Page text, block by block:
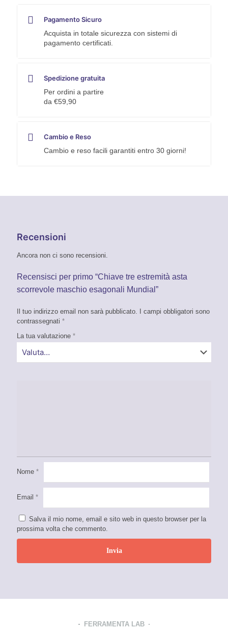
Pagamento Sicuro
Acquista in totale sicurezza con sistemi di
pagamento certificati.
Spedizione gratuita
Per ordini a partire
da €59,90
Cambio e Reso
Cambio e reso facili garantiti entro 30 giorni!
Recensioni
Ancora non ci sono recensioni.
Recensisci per primo “Chiave tre estremità asta
scorrevole maschio esagonali Mundial”
Il tuo indirizzo email non sarà pubblicato.
I campi obbligatori sono
contrassegnati *
La tua valutazione *
Nome *
Email *
Salva il mio nome, email e sito web in questo browser per la
prossima volta che commento.
FERRAMENTA LAB